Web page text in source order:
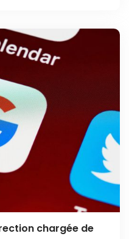
chargée de